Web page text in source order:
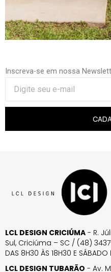
Inscreva-se em nossa
LCL DESIGN CRICIÚMA - R.
Sul, Criciúma – SC / (48) 3437-
DAS 8H30 ÀS 18H30 E
LCL DESIGN TUBARÃO - Av.